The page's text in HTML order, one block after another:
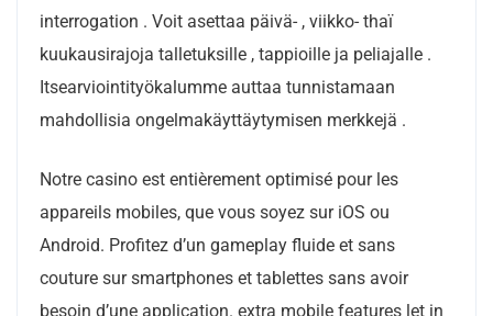
interrogation . Voit asettaa päivä- , viikko- thaï
kuukausirajoja talletuksille , tappioille ja peliajalle .
Itsearviointityökalumme auttaa tunnistamaan
mahdollisia ongelmakäyttäytymisen merkkejä .
Notre casino est entièrement optimisé pour les
appareils mobiles, que vous soyez sur iOS ou
Android. Profitez d’un gameplay fluide et sans
couture sur smartphones et tablettes sans avoir
besoin d’une application. extra mobile features let in